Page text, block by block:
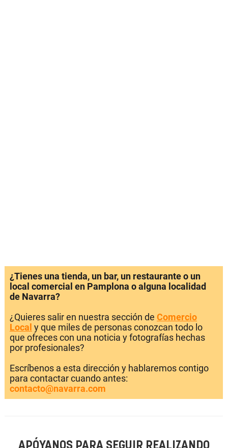
¿Tienes una tienda, un bar, un restaurante o un
local comercial en Pamplona o alguna localidad
de Navarra?
¿Quieres salir en nuestra sección de Comercio
Local y que miles de personas conozcan todo lo
que ofreces con una noticia y fotografías hechas
por profesionales?
Escríbenos a esta dirección y hablaremos contigo
para contactar cuando antes:
contacto@navarra.com
APÓYANOS PARA SEGUIR REALIZANDO